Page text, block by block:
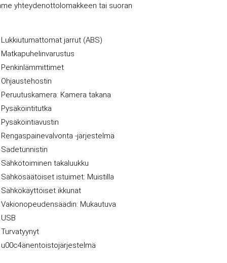
yhteydenottolomakkeen tai suoran
Lukkiutumattomat jarrut (ABS)
Matkapuhelinvarustus
Penkinlämmittimet
Ohjaustehostin
Peruutuskamera: Kamera takana
Pysäköintitutka
Pysäköintiavustin
Rengaspainevalvonta -järjestelmä
Sadetunnistin
Sähkötoiminen takaluukku
Sähkösäätöiset istuimet: Muistilla
Sähkökäyttöiset ikkunat
Vakionopeudensäädin: Mukautuva
USB
Turvatyynyt
u00c4änentoistojärjestelmä